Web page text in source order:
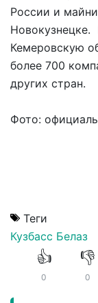
России и
Новокузнецке.
Кемеровскую
более 700
других стран.
Фото:
Теги
Кузбасс Белаз
👍
0
👎
0